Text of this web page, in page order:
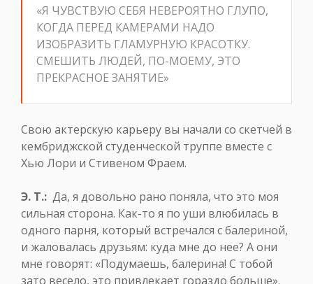
«Я ЧУВСТВУЮ СЕБЯ НЕВЕРОЯТНО ГЛУПО,
КОГДА ПЕРЕД КАМЕРАМИ НАДО
ИЗОБРАЗИТЬ ГЛАМУРНУЮ КРАСОТКУ.
СМЕШИТЬ ЛЮДЕЙ, ПО-МОЕМУ, ЭТО
ПРЕКРАСНОЕ ЗАНЯТИЕ»
Свою актерскую карьеру вы начали со скетчей в
кембриджской студенческой труппе вместе с
Хью Лори и Стивеном Фраем.
Э. Т.: Да, я довольно рано поняла, что это моя
сильная сторона. Как-то я по уши влюбилась в
одного парня, который встречался с балериной,
и жаловалась друзьям: куда мне до нее? А они
мне говорят: «Подумаешь, балерина! С тобой
зато весело, это привлекает гораздо больше».